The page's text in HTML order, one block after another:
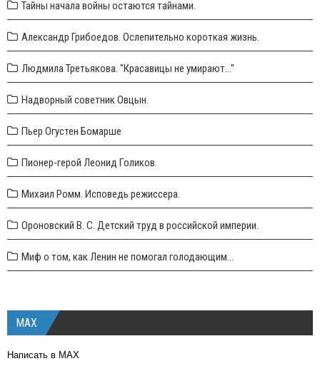
Тайны начала войны остаются тайнами.
Александр Грибоедов. Ослепительно короткая жизнь.
Людмила Третьякова. "Красавицы не умирают..."
Надворный советник Овцын.
Пьер Огустен Бомарше
Пионер-герой Леонид Голиков.
Михаил Ромм. Исповедь режиссера.
Ороновский В. С. Детский труд в российской империи.
Миф о том, как Ленин не помогал голодающим...
MAX
Написать в MAX